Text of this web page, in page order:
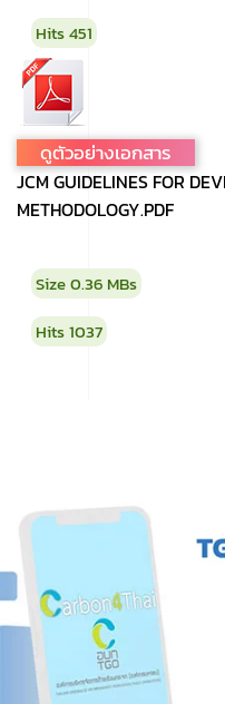
Hits451
ดูตัวอย่างเอกสาร
JCM GUIDELINES FOR
METHODOLOGY.PDF
Size0.36 MBs
Hits1037